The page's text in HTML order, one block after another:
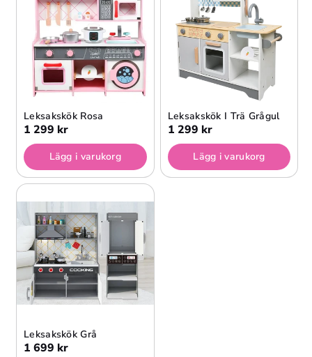
Leksakskök Rosa
1 299 kr
Lägg i varukorg
Leksakskök I Trä Grågul
1 299 kr
Lägg i varukorg
Leksakskök Grå
1 699 kr